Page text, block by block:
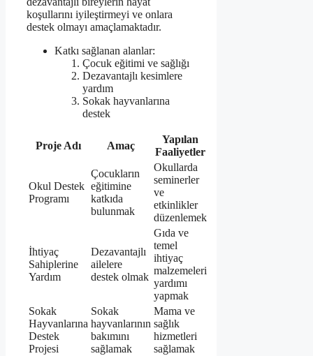
koşullarını iyileştirmeyi ve onlara
destek olmayı amaçlamaktadır.
Katkı sağlanan alanlar:
Çocuk eğitimi ve sağlığı
Dezavantajlı kesimlere
yardım
Sokak hayvanlarına
destek
Proje Adı Amaç
Yapılan
Faaliyetler
Okul Destek
Programı
Çocukların
eğitimine
katkıda
bulunmak
Okullarda
seminerler
ve
etkinlikler
düzenlemek
İhtiyaç
Sahiplerine
Yardım
Dezavantajlı
ailelere
destek olmak
Gıda ve
temel
ihtiyaç
malzemeleri
yardımı
yapmak
Sokak
Hayvanlarına
Destek
Projesi
Sokak
hayvanlarının
bakımını
sağlamak
Mama ve
sağlık
hizmetleri
sağlamak